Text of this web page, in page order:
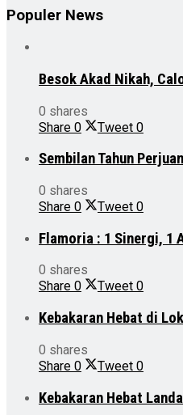
Populer News
Besok Akad Nikah,
0 shares
Share 0 Tweet 0
Sembilan Tahun
0 shares
Share 0 Tweet 0
Flamoria : 1 Sinergi, 1
0 shares
Share 0 Tweet 0
Kebakaran Hebat di
0 shares
Share 0 Tweet 0
Kebakaran Hebat